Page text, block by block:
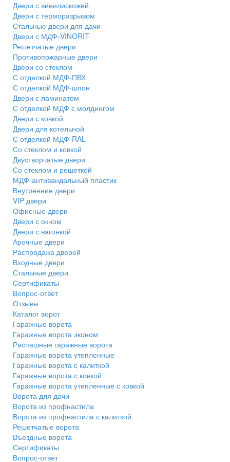
Двери с винилискожей
Двери с терморазрывом
Стальные двери для дачи
Двери с МДФ-VINORIT
Решетчатые двери
Противопожарные двери
Двери со стеклом
С отделкой МДФ-ПВХ
С отделкой МДФ-шпон
Двери с ламинатом
С отделкой МДФ с молдингом
Двери с ковкой
Двери для котельной
С отделкой МДФ-RAL
Со стеклом и ковкой
Двустворчатые двери
Со стеклом и решеткой
МДФ-антивандальный пластик
Внутренние двери
VIP двери
Офисные двери
Двери с окном
Двери с вагонкой
Арочные двери
Распродажа дверей
Входные двери
Стальные двери
Сертификаты
Вопрос-ответ
Отзывы
Каталог ворот
Гаражные ворота
Гаражные ворота эконом
Распашные гаражные ворота
Гаражные ворота утепленные
Гаражные ворота c калиткой
Гаражные ворота с ковкой
Гаражные ворота утепленные с ковкой
Ворота для дачи
Ворота из профнастила
Ворота из профнастила с калиткой
Решетчатые ворота
Въездные ворота
Сертификаты
Вопрос-ответ